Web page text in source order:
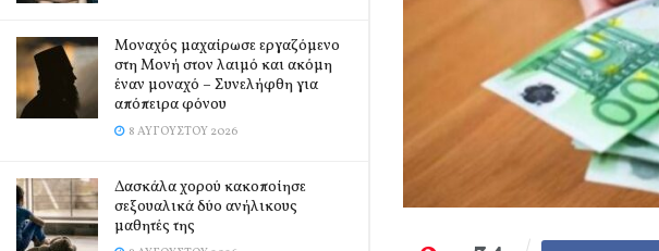
Μοναχός μαχαίρωσε εργαζόμενο
στη Μονή στον λαιμό και ακόμη
έναν μοναχό – Συνελήφθη για
απόπειρα φόνου
8 ΑΥΓΟΎΣΤΟΥ 2026
Δασκάλα χορού κακοποίησε
σεξουαλικά δύο ανήλικους
μαθητές της